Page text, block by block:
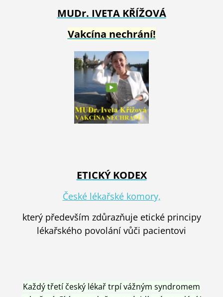
MUDr. IVETA KŘÍŽOVÁ
Vakcína nechrání!
ETICKÝ KODEX
České lékařské komory,
který především zdůrazňuje etické principy
lékařského povolání vůči pacientovi
Každý třetí český lékař trpí vážným syndromem